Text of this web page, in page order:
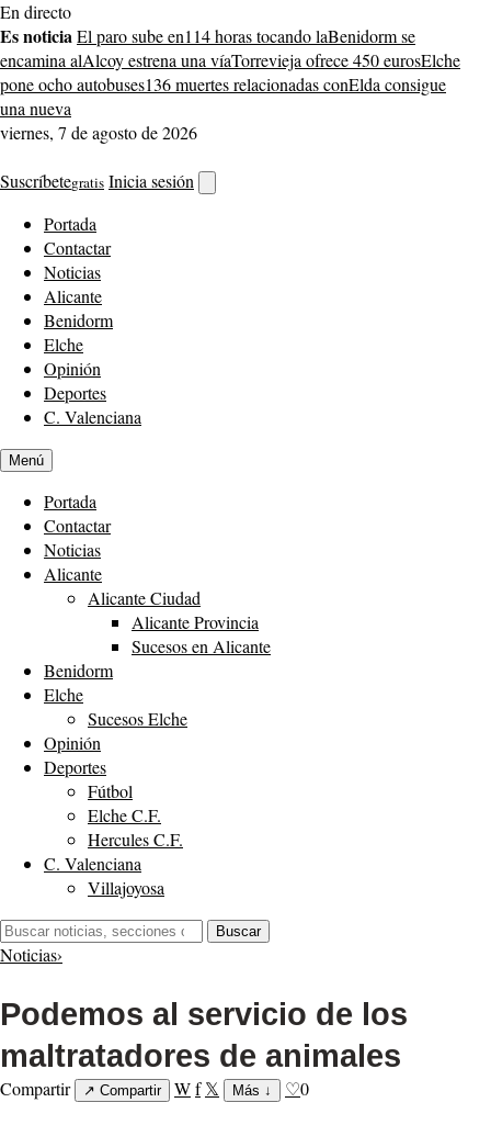
Saltar
al
contenido
En directo
Es noticiaEl paro sube en114 horas tocando laBenidorm se
encamina alAlcoy estrena una víaTorrevieja ofrece 450 eurosElche
pone ocho autobuses136 muertes relacionadas conElda consigue
una nueva
viernes, 7 de agosto de 2026
Suscríbetegratis Inicia sesión
buscador
Portada
Contactar
Noticias
Alicante
Benidorm
Elche
Opinión
Deportes
C. Valenciana
Menú
Portada
Contactar
Noticias
Alicante
Alicante Ciudad
Alicante Provincia
Sucesos en Alicante
Benidorm
Elche
Sucesos Elche
Opinión
Deportes
Fútbol
Elche C.F.
Hercules C.F.
C. Valenciana
Villajoyosa
Buscar:
Buscar
Noticias›
Podemos al servicio de los
maltratadores de animales
Compartir ↗ Compartir Wf 𝕏 Más ↓ ♡0